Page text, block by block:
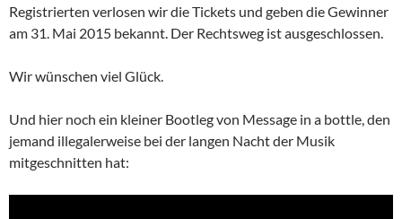
Registrierten verlosen wir die Tickets und geben die Gewinner
am 31. Mai 2015 bekannt. Der Rechtsweg ist ausgeschlossen.
Wir wünschen viel Glück.
Und hier noch ein kleiner Bootleg von Message in a bottle, den
jemand illegalerweise bei der langen Nacht der Musik
mitgeschnitten hat: